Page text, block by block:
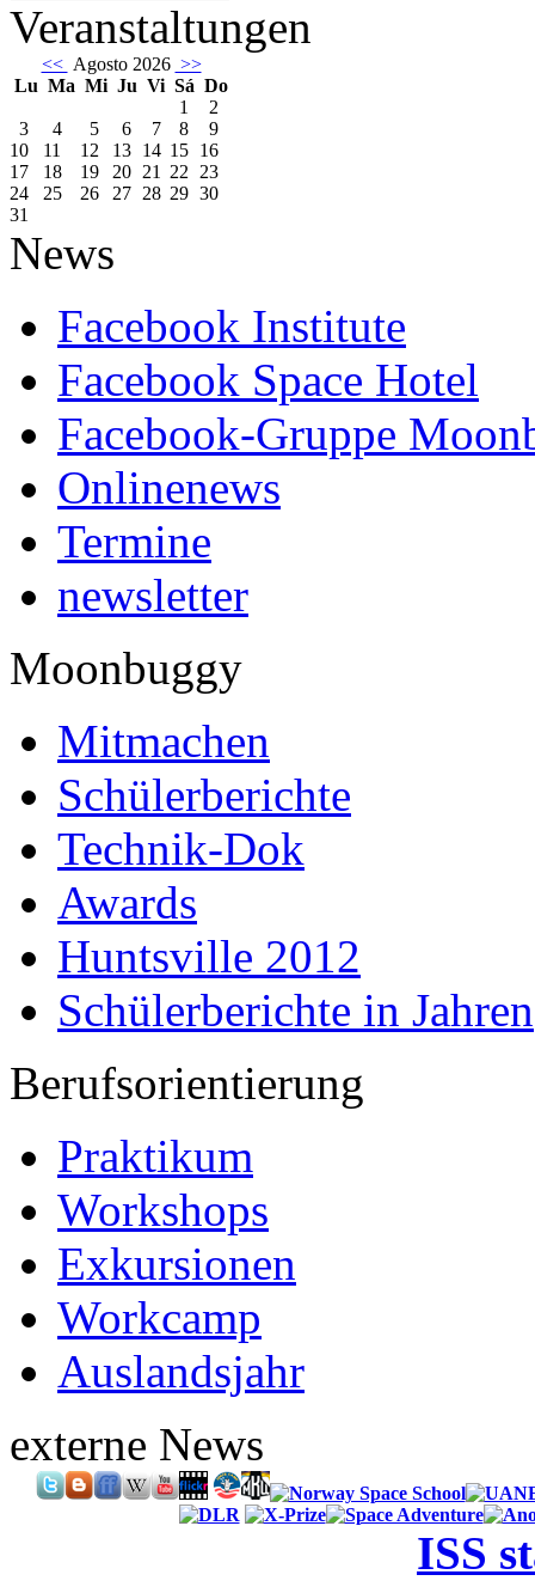
Veranstaltungen
<< Agosto 2026 >>
Lu Ma Mi Ju Vi Sá Do
1
2
3
4 5 6 7 8
9
10
11 12 13 14 15 16
17
18 19 20 21 22 23
24
25 26 27 28 29 30
31
News
Facebook Institute
Facebook Space Hotel
Facebook-Gruppe
Onlinenews
Termine
newsletter
Moonbuggy
Mitmachen
Schülerberichte
Technik-Dok
Awards
Huntsville 2012
Schülerberichte in Jahren
Berufsorientierung
Praktikum
Workshops
Exkursionen
Workcamp
Auslandsjahr
externe News
ISS